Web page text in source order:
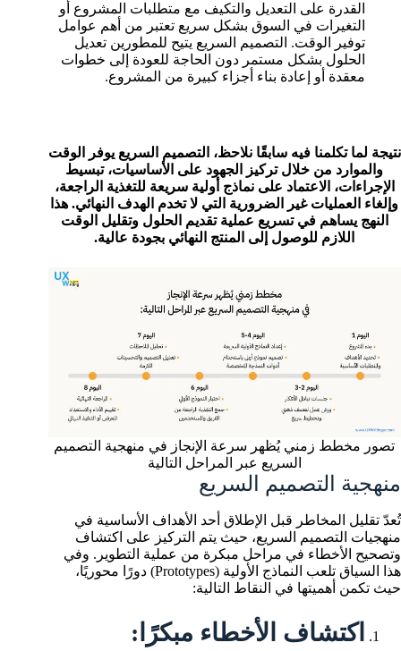
القدرة على التعديل والتكيف مع متطلبات المشروع أو
التغيرات في السوق بشكل سريع تعتبر من أهم عوامل
توفير الوقت. التصميم السريع يتيح للمطورين تعديل
الحلول بشكل مستمر دون الحاجة للعودة إلى خطوات
معقدة أو إعادة بناء أجزاء كبيرة من المشروع.
نتيجة لما تكلمنا فيه سابقًا نلاحظ، التصميم السريع يوفر الوقت
والموارد من خلال تركيز الجهود على الأساسيات، تبسيط
الإجراءات، الاعتماد على نماذج أولية سريعة للتغذية الراجعة،
وإلغاء العمليات غير الضرورية التي لا تخدم الهدف النهائي. هذا
النهج يساهم في تسريع عملية تقديم الحلول وتقليل الوقت
اللازم للوصول إلى المنتج النهائي بجودة عالية.
تصور مخطط زمني يُظهر سرعة الإنجاز في منهجية التصميم
السريع عبر المراحل التالية
منهجية التصميم السريع
تُعدّ تقليل المخاطر قبل الإطلاق أحد الأهداف الأساسية في
منهجيات التصميم السريع، حيث يتم التركيز على اكتشاف
وتصحيح الأخطاء في مراحل مبكرة من عملية التطوير. وفي
هذا السياق تلعب النماذج الأولية (Prototypes) دورًا محوريًا،
حيث تكمن أهميتها في النقاط التالية:
اكتشاف الأخطاء مبكرًا: